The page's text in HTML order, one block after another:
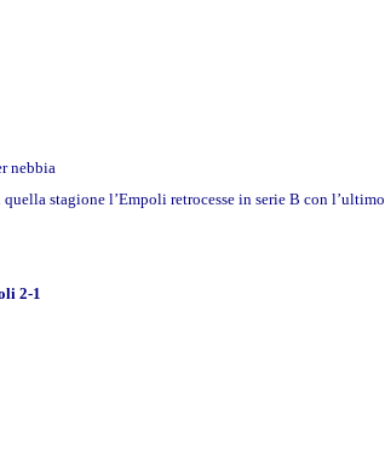
nebbia
stagione l’Empoli retrocesse in serie B con l’ultimo
2-1